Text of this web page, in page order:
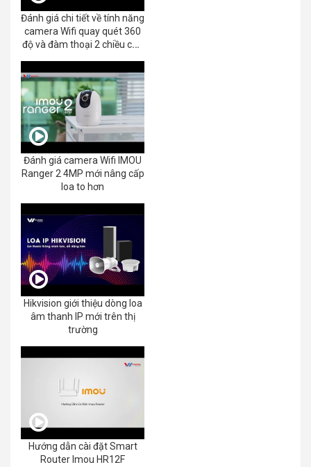
Đánh giá chi tiết về tính năng
camera Wifi quay quét 360
độ và đàm thoại 2 chiều của
Đánh giá camera Wifi IMOU
Ranger 2 4MP mới nâng cấp
loa to hơn
Hikvision giới thiệu dòng loa
âm thanh IP mới trên thị
trường
Hướng dẫn cài đặt Smart
Router Imou HR12F